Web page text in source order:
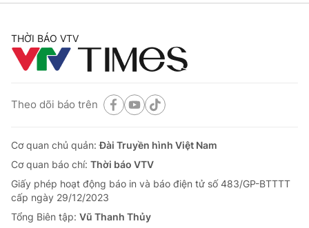
THỜI BÁO VTV
Theo dõi báo trên
Cơ quan chủ quản:Đài Truyền hình Việt Nam
Cơ quan báo chí: Thời báo VTV
Giấy phép hoạt động báo in và báo điện tử số 483/GP-BTTTT
cấp ngày 29/12/2023
Tổng Biên tập: Vũ Thanh Thủy